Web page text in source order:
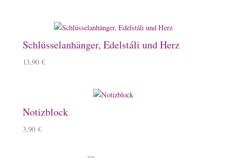
Schlüsselanhänger, Edelstáli und Herz
13,90 €
Notizblock
3,90 €